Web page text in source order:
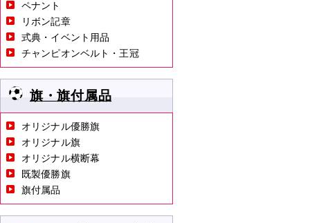
ペナント
リボン記章
式典・イベント用品
チャンピオンベルト・王冠
旗・旗付属品
オリジナル優勝旗
オリジナル旗
オリジナル横断幕
既製優勝旗
旗付属品